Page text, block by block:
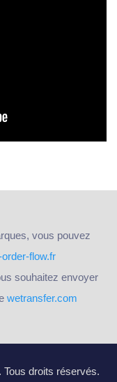
vous pouvez
flow.fr
souhaitez envoyer
wetransfer.com
droits réservés.